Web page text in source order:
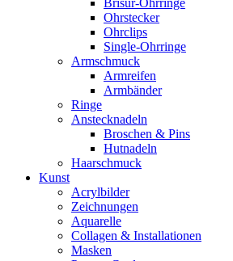
Brisur-Ohrringe
Ohrstecker
Ohrclips
Single-Ohrringe
Armschmuck
Armreifen
Armbänder
Ringe
Anstecknadeln
Broschen & Pins
Hutnadeln
Haarschmuck
Kunst
Acrylbilder
Zeichnungen
Aquarelle
Collagen & Installationen
Masken